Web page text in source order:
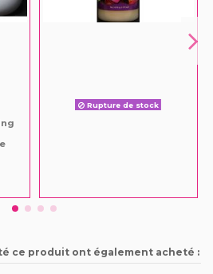
Rupture de stock
ce produit ont également acheté :